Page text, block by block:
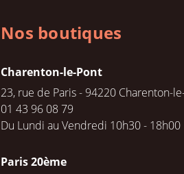
Nos boutiques
Charenton-le-Pont
23, rue de Paris - 94220 Charenton-
01 43 96 08 79
Du Lundi au Vendredi 10h30 - 18h00
Paris 20ème